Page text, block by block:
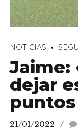
NOTICIAS
Jaime:
dejar
21/01/2022